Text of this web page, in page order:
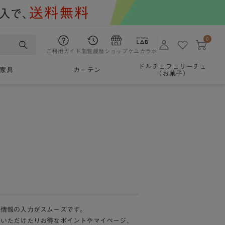
ご利用ガイド 閲覧履歴 ショップケユカラボ
0
家具 カーテン
ドルチェフェリーチェ
（お菓子）
報の入力がスムーズです。
ただけたりお得なポイントやマイページ、